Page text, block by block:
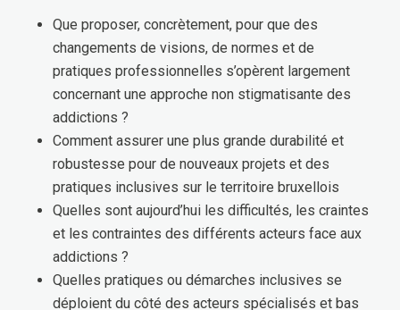
Que proposer, concrètement, pour que des
changements de visions, de normes et de
pratiques professionnelles s’opèrent largement
concernant une approche non stigmatisante des
addictions ?
Comment assurer une plus grande durabilité et
robustesse pour de nouveaux projets et des
pratiques inclusives sur le territoire bruxellois
Quelles sont aujourd’hui les difficultés, les craintes
et les contraintes des différents acteurs face aux
addictions ?
Quelles pratiques ou démarches inclusives se
déploient du côté des acteurs spécialisés et bas